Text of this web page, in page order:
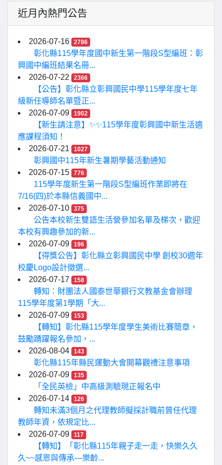
近月內熱門公告
2026-07-16 2786
彰化縣115學年度國中新生第一階段S型編班：彰
興國中編班結果名冊...
2026-07-22
2366
【公告】彰化縣立彰興國民中學115學年度七年
級新任導師名單暨正...
2026-07-09
1902
【新生請注意】✨✨115學年度彰興國中新生活適
應課程須知！
2026-07-21
1027
彰興國中115年新生暑期學藝活動通知
2026-07-15
776
115學年度新生第一階段S型編班作業即將在
7/16(四)於本縣信義國中...
2026-07-10
375
公告本校新生雙語生活營參加名單及梯次，歡迎
本校有興趣參加的新...
2026-07-09
196
【得獎公告】彰化縣立彰興國民中學 創校30週年
校慶Logo設計徵選...
2026-07-17
158
轉知：財團法人國泰世華銀行文教基金會辦理
115學年度第1學期「大...
2026-07-09
153
【轉知】彰化縣115學年度學生美術比賽簡章，
鼓勵踴躍報名參加，...
2026-08-04
143
彰化縣115年縣民運動大會開幕觀禮注意事項
2026-07-09
135
「全民英檢」中高級測驗現正報名中
2026-07-14
126
轉知未滿3個月之代理教師擬採計職前曾任代理
教師年資，依規定比...
2026-07-09
117
【轉知】「彰化縣115年親子走一走，快樂久久
久~~感恩與傳承—樂齡...